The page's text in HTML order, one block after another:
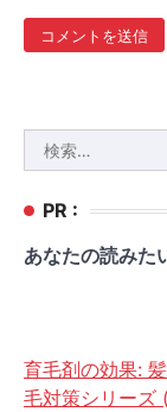
索:
PR :
あなたの読みた
育毛剤の効果:
毛対策シリーズ